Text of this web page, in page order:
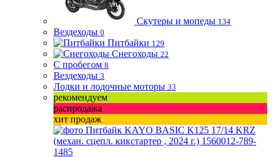
Скутеры и мопеды 134
Вездеходы 0
Питбайки 129
Снегоходы 22
С пробегом 8
Вездеходы 3
Лодки и лодочные моторы 33
рекомендуем
распродажа
хит продаж